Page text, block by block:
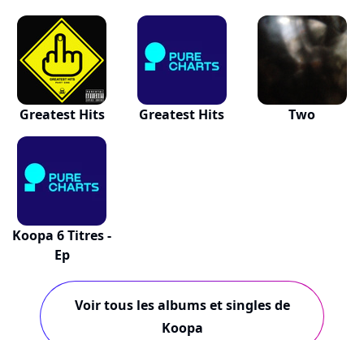
Greatest Hits Greatest Hits Two
Koopa 6 Titres -
Ep
Voir tous les albums et singles de
Koopa